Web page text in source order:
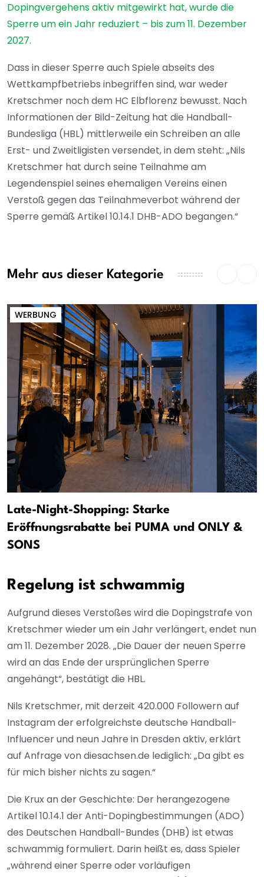
Dopingvergehens aktiv mitgewirkt hat, wurde die
Sperre um ein Jahr reduziert – bis zum 11. Dezember
2027.
Dass in dieser Sperre auch Spiele abseits des
Wettkampfbetriebs inbegriffen sind, war weder
Kretschmer noch dem HC Elbflorenz bewusst. Nach
Informationen der Bild-Zeitung hat die Handball-
Bundesliga (HBL) mittlerweile ein Schreiben an alle
Erst- und Zweitligisten versendet, in dem steht: „Nils
Kretschmer hat durch seine Teilnahme am
Legendenspiel seines ehemaligen Vereins einen
Verstoß gegen das Teilnahmeverbot während der
Sperre gemäß Artikel 10.14.1 DHB-ADO begangen.“
Mehr aus dieser Kategorie
WERBUNG
Late-Night-Shopping: Starke
Eröffnungsrabatte bei PUMA und ONLY &
SONS
Regelung ist schwammig
Aufgrund dieses Verstoßes wird die Dopingstrafe von
Kretschmer wieder um ein Jahr verlängert, endet nun
am 11. Dezember 2028. „Die Dauer der neuen Sperre
wird an das Ende der ursprünglichen Sperre
angehängt“, bestätigt die HBL.
Nils Kretschmer, mit derzeit 420.000 Followern auf
Instagram der erfolgreichste deutsche Handball-
Influencer und neun Jahre in Dresden aktiv, erklärt
auf Anfrage von diesachsen.de lediglich: „Da gibt es
für mich bisher nichts zu sagen.“
Die Krux an der Geschichte: Der herangezogene
Artikel 10.14.1 der Anti-Dopingbestimmungen (ADO)
des Deutschen Handball-Bundes (DHB) ist etwas
schwammig formuliert. Darin heißt es, dass Spieler
„während einer Sperre oder vorläufigen